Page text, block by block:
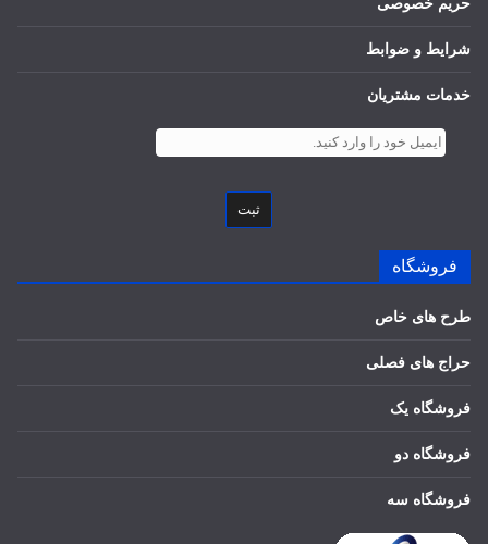
حریم خصوصی
شرایط و ضوابط
خدمات مشتریان
ثبت
فروشگاه
طرح های خاص
حراج های فصلی
فروشگاه یک
فروشگاه دو
فروشگاه سه